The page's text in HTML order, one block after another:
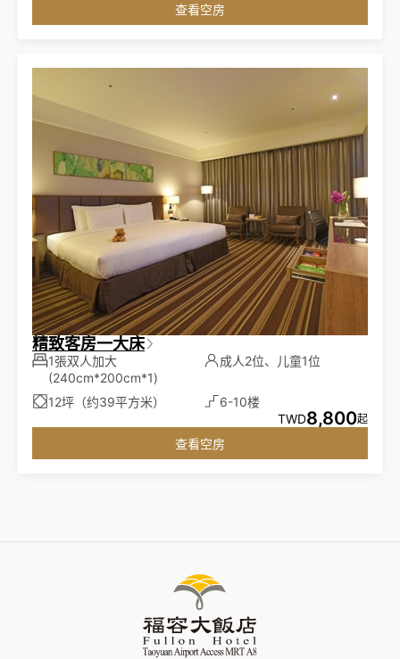
查看空房
精致客房一大床
1張双人加大
(240cm*200cm*1)
成人2位、儿童1位
12坪（约39平方米）
6-10楼
TWD8,800起
查看空房